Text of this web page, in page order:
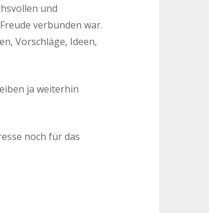
und
verbunden war.
Vorschläge, Ideen,
ja weiterhin
noch für das